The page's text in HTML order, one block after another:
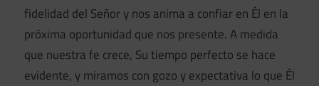
fidelidad del Señor y nos anima a confiar en Él en la
próxima oportunidad que nos presente. A medida
que nuestra fe crece, Su tiempo perfecto se hace
evidente, y miramos con gozo y expectativa lo que Él